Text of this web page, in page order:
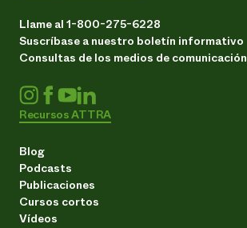
Llame al 1-800-275-6228
Suscríbase a nuestro boletín informativo
Consultas de los medios de comunicación
Recursos ATTRA
Blog
Podcasts
Publicaciones
Cursos cortos
Vídeos